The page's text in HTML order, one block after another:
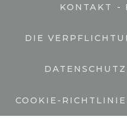
KONTAKT -
DIE
COOKIE-RICHTLINIE